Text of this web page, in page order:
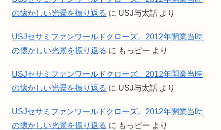
の懐かしい光景を振り返る に USJ与太話 より
USJセサミファンワールドクローズ。2012年開業当時
の懐かしい光景を振り返る に もっピー より
USJセサミファンワールドクローズ。2012年開業当時
の懐かしい光景を振り返る に USJ与太話 より
USJセサミファンワールドクローズ。2012年開業当時
の懐かしい光景を振り返る に もっピー より